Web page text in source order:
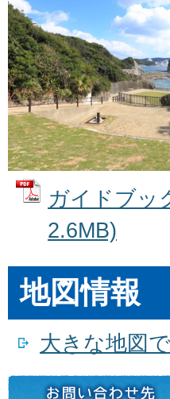
ガイドブッ
2.6MB)
地図情報
大きな地図